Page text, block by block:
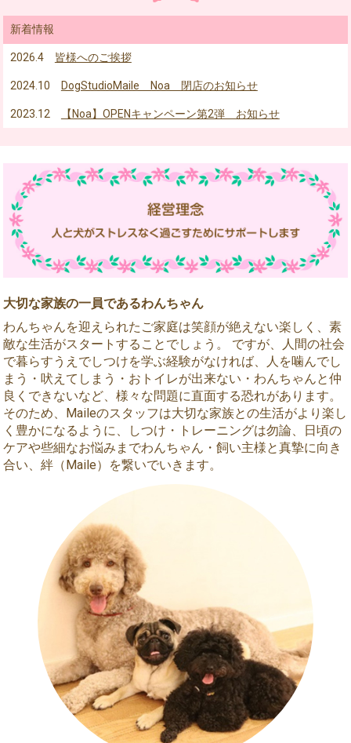
新着情報
2026.4 皆様へのご挨拶
2024.10 DogStudioMaile Noa 閉店のお知らせ
2023.12 【Noa】OPENキャンペーン第2弾 お知らせ
大切な家族の一員であるわんちゃん
わんちゃんを迎えられたご家庭は笑顔が絶えない楽しく、素
敵な生活がスタートすることでしょう。 ですが、人間の社会
で暮らすうえでしつけを学ぶ経験がなければ、人を噛んでし
まう・吠えてしまう・おトイレが出来ない・わんちゃんと仲
良くできないなど、様々な問題に直面する恐れがあります。
そのため、Maileのスタッフは大切な家族との生活がより楽し
く豊かになるように、しつけ・トレーニングは勿論、日頃の
ケアや些細なお悩みまでわんちゃん・飼い主様と真摯に向き
合い、絆（Maile）を繋いでいきます。